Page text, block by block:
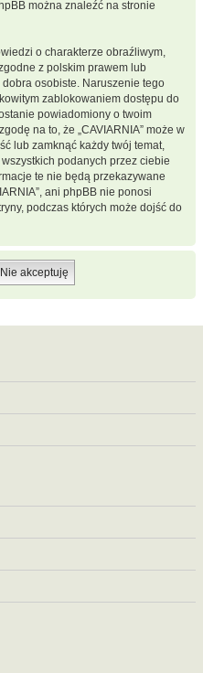
można znaleźć na stronie
o charakterze obraźliwym,
z polskim prawem lub
osobiste. Naruszenie tego
zablokowaniem dostępu do
powiadomiony o twoim
na to, że „CAVIARNIA” może w
lub zamknąć każdy twój temat,
podanych przez ciebie
te nie będą przekazywane
ani phpBB nie ponosi
podczas których może dojść do